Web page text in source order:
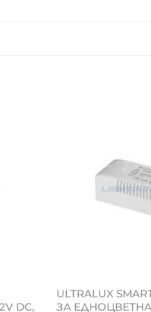
DC,
ULTRALUX
ЗА ЕДНОЦВЕТНА